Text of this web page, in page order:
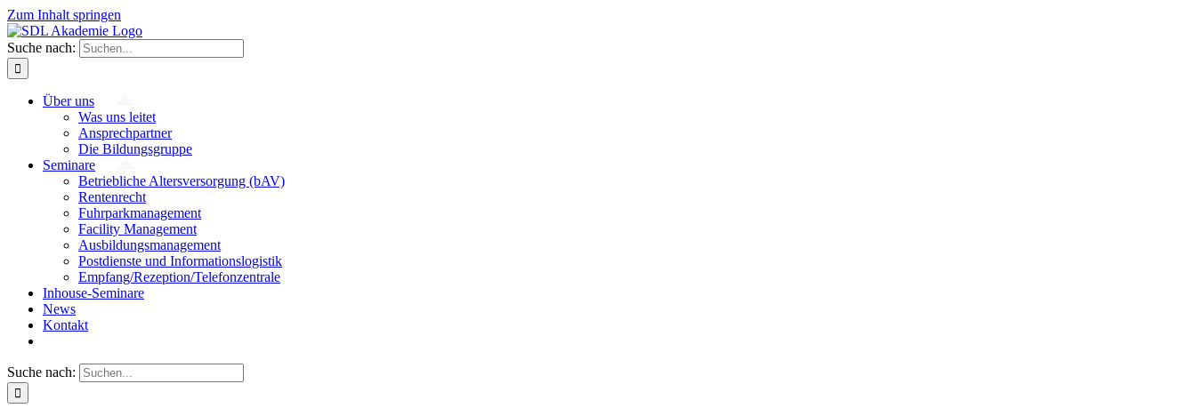
Zum Inhalt springen
Suche nach:
Über uns
Was uns leitet
Ansprechpartner
Die Bildungsgruppe
Seminare
Betriebliche Altersversorgung (bAV)
Rentenrecht
Fuhrparkmanagement
Facility Management
Ausbildungsmanagement
Postdienste und Informationslogistik
Empfang/Rezeption/Telefonzentrale
Inhouse-Seminare
News
Kontakt
Suche nach: